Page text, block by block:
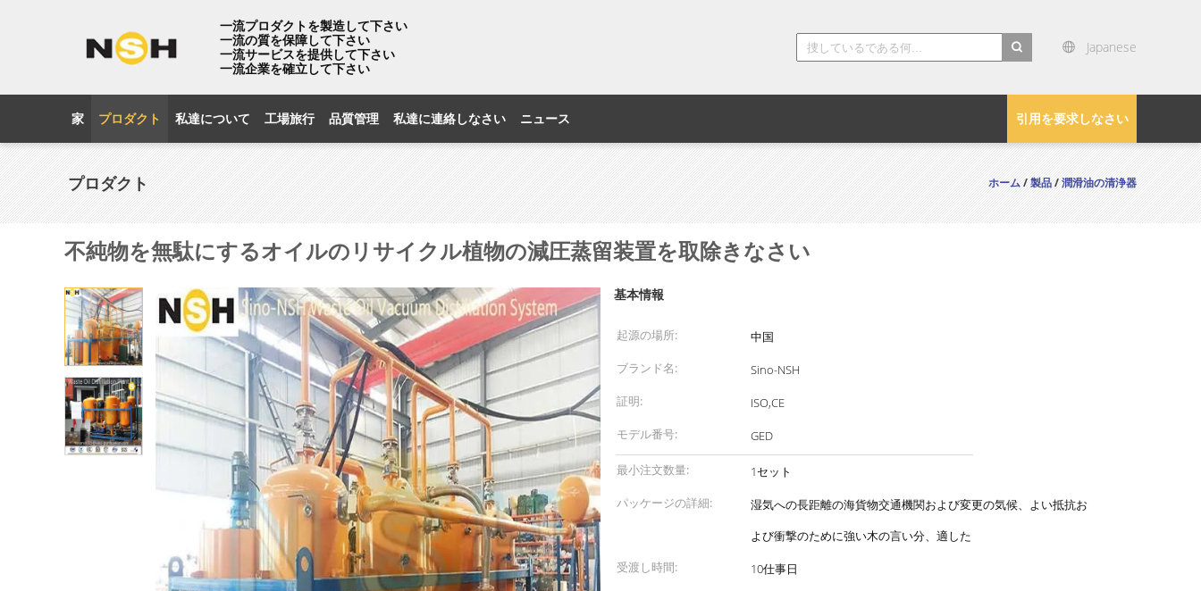
一流プロダクトを製造して下さい
一流の質を保障して下さい
一流サービスを提供して下さい
一流企業を確立して下さい
Japanese
引用を要求しなさい
家 プロダクト 私達について 工場旅行 品質管理 私達に連絡しなさい ニュース
プロダクト ホーム/製品/潤滑油の清浄器
不純物を無駄にするオイルのリサイクル植物の減圧蒸留装置を取除きなさい
基本情報
起源の場所:
中国
ブランド名:
Sino-NSH
証明:
ISO,CE
モデル番号:
GED
最小注文数量:
1セット
パッケージの詳細:
湿気への長距離の海貨物交通機関および変更の気候、よい抵抗お
よび衝撃のために強い木の言い分、適した
受渡し時間:
10仕事日